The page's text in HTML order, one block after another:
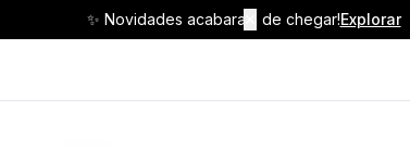
✨ Novidades acabaram de chegar!Explorar